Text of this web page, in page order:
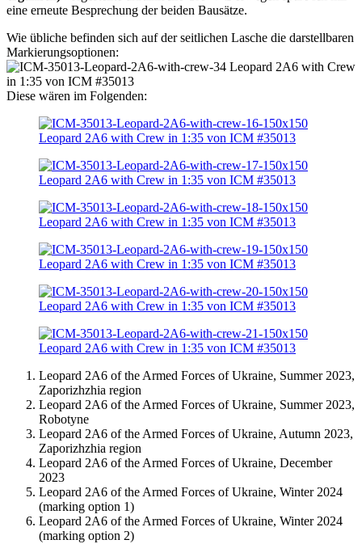
eine erneute Besprechung der beiden Bausätze.
Wie übliche befinden sich auf der seitlichen Lasche die darstellbaren
Markierungsoptionen:
Diese wären im Folgenden:
Leopard 2A6 of the Armed Forces of Ukraine, Summer 2023,
Zaporizhzhia region
Leopard 2A6 of the Armed Forces of Ukraine, Summer 2023,
Robotyne
Leopard 2A6 of the Armed Forces of Ukraine, Autumn 2023,
Zaporizhzhia region
Leopard 2A6 of the Armed Forces of Ukraine, December
2023
Leopard 2A6 of the Armed Forces of Ukraine, Winter 2024
(marking option 1)
Leopard 2A6 of the Armed Forces of Ukraine, Winter 2024
(marking option 2)